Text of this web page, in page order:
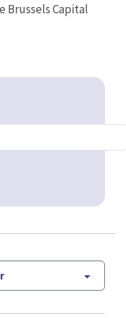
Brussels Capital